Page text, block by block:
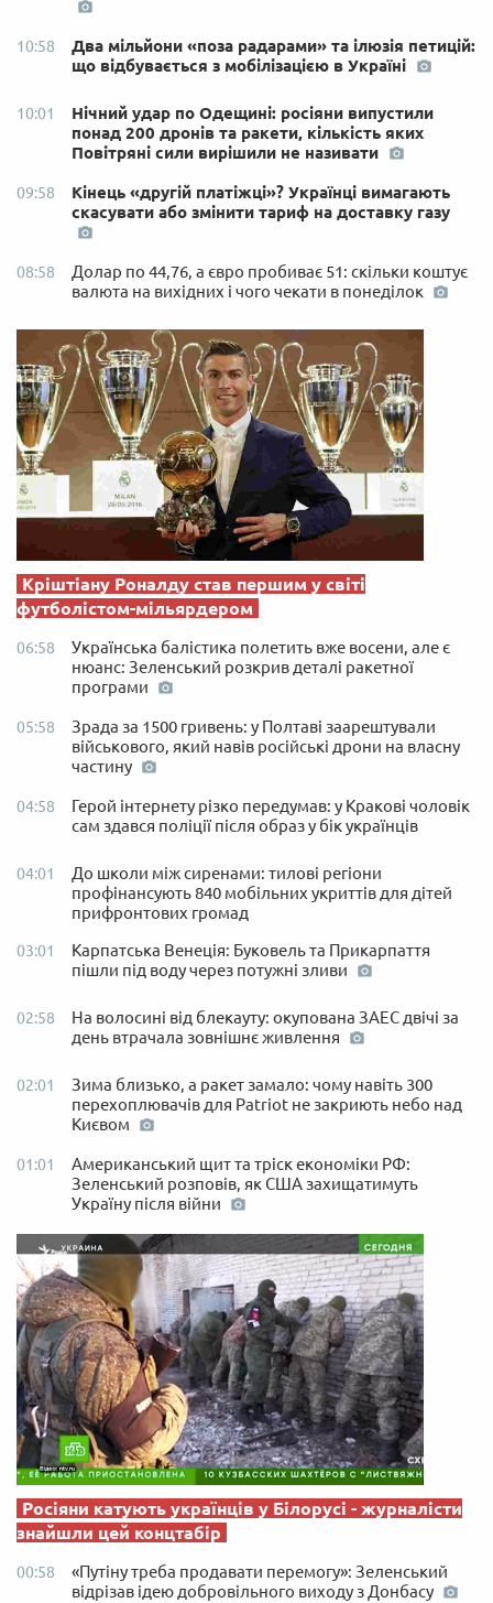
10:58
Два мільйони «поза радарами» та ілюзія петицій:
що відбувається з мобілізацією в Україні
10:01
Нічний удар по Одещині: росіяни випустили
понад 200 дронів та ракети, кількість яких
Повітряні сили вирішили не називати
09:58
Кінець «другій платіжці»? Українці вимагають
скасувати або змінити тариф на доставку газу
08:58
Долар по 44,76, а євро пробиває 51: скільки коштує
валюта на вихідних і чого чекати в понеділок
Кріштіану Роналду став першим у світі
футболістом-мільярдером
06:58
Українська балістика полетить вже восени, але є
нюанс: Зеленський розкрив деталі ракетної
програми
05:58
Зрада за 1500 гривень: у Полтаві заарештували
військового, який навів російські дрони на власну
частину
04:58
Герой інтернету різко передумав: у Кракові чоловік
сам здався поліції після образ у бік українців
04:01
До школи між сиренами: тилові регіони
профінансують 840 мобільних укриттів для дітей
прифронтових громад
03:01
Карпатська Венеція: Буковель та Прикарпаття
пішли під воду через потужні зливи
02:58
На волосині від блекауту: окупована ЗАЕС двічі за
день втрачала зовнішнє живлення
02:01
Зима близько, а ракет замало: чому навіть 300
перехоплювачів для Patriot не закриють небо над
Києвом
01:01
Американський щит та тріск економіки РФ:
Зеленський розповів, як США захищатимуть
Україну після війни
Росіяни катують українців у Білорусі - журналісти
знайшли цей концтабір
00:58
«Путіну треба продавати перемогу»: Зеленський
відрізав ідею добровільного виходу з Донбасу